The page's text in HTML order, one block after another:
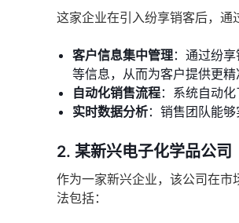
这家企业在引入纷享销客后，通
客户信息集中管理：通过纷
等信息，从而为客户提供更精
自动化销售流程：系统自动
实时数据分析：销售团队能
2. 某新兴电子化学品公司
作为一家新兴企业，该公司在
法包括：